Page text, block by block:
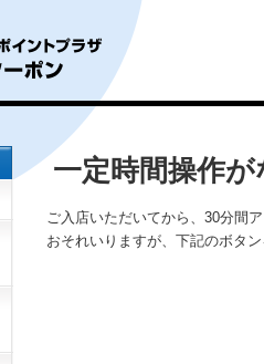
一定時間操作
ご入店いただいてから、30分間
おそれいりますが、下記のボタ